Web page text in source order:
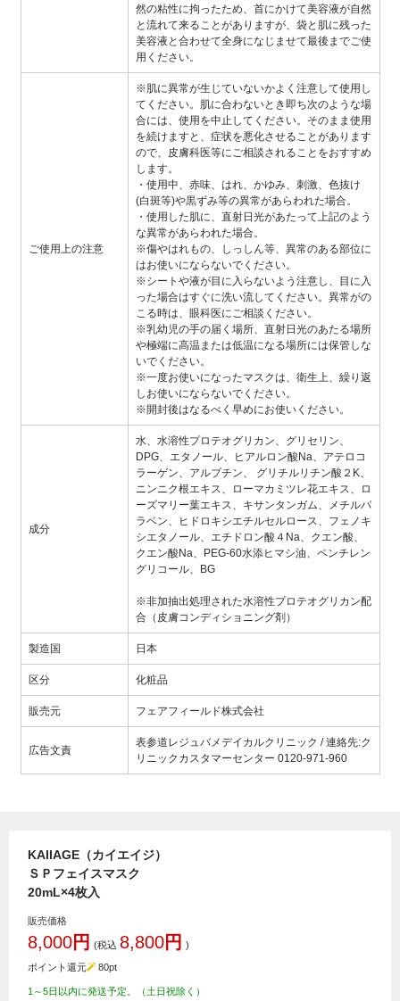
然の粘性に拘ったため、首にかけて美容液が自然
と流れて来ることがありますが、袋と肌に残った
美容液と合わせて全身になじませて最後までご使
用ください。
ご使用上の注意
※肌に異常が生じていないかよく注意して使用し
てください。肌に合わないとき即ち次のような場
合には、使用を中止してください。そのまま使用
を続けますと、症状を悪化させることがあります
ので、皮膚科医等にご相談されることをおすすめ
します。
・使用中、赤味、はれ、かゆみ、刺激、色抜け
(白斑等)や黒ずみ等の異常があらわれた場合。
・使用した肌に、直射日光があたって上記のよう
な異常があらわれた場合。
※傷やはれもの、しっしん等、異常のある部位に
はお使いにならないでください。
※シートや液が目に入らないよう注意し、目に入
った場合はすぐに洗い流してください。異常がの
こる時は、眼科医にご相談ください。
※乳幼児の手の届く場所、直射日光のあたる場所
や極端に高温または低温になる場所には保管しな
いでください。
※一度お使いになったマスクは、衛生上、繰り返
しお使いにならないでください。
※開封後はなるべく早めにお使いください。
成分
水、水溶性プロテオグリカン、グリセリン、
DPG、エタノール、ヒアルロン酸Na、アテロコ
ラーゲン、アルブチン、 グリチルリチン酸２K、
ニンニク根エキス、ローマカミツレ花エキス、ロ
ーズマリー葉エキス、キサンタンガム、メチルパ
ラベン、ヒドロキシエチルセルロース、フェノキ
シエタノール、エチドロン酸４Na、クエン酸、
クエン酸Na、PEG-60水添ヒマシ油、ペンチレン
グリコール、BG
※非加抽出処理された水溶性プロテオグリカン配
合（皮膚コンディショニング剤）
製造国 日本
区分 化粧品
販売元 フェアフィールド株式会社
広告文責
表参道レジュバメデイカルクリニック / 連絡先:ク
リニックカスタマーセンター 0120-971-960
KAIIAGE（カイエイジ）
ＳＰフェイスマスク
20mL×4枚入
販売価格
8,000円 (税込 8,800円 )
ポイント還元 80pt
1～5日以内に発送予定。（土日祝除く）